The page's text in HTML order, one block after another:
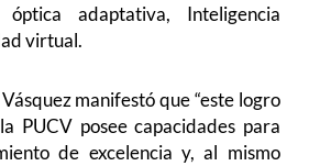
óptica adaptativa, Inteligencia
virtual.
manifestó que “este logro
PUCV posee capacidades para
de excelencia y, al mismo